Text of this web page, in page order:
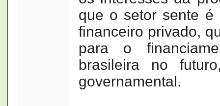
que o setor sente é
financeiro privado,
para o
brasileira no
governamental.